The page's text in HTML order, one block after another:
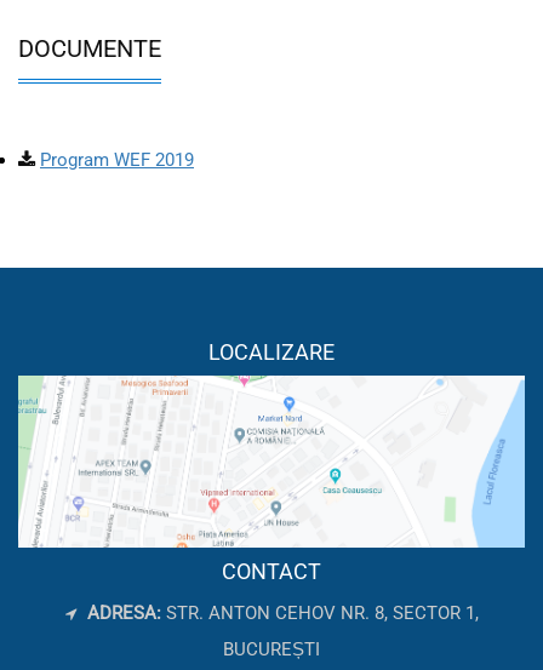
DOCUMENTE
Program WEF 2019
LOCALIZARE
CONTACT
ADRESA: STR. ANTON CEHOV NR. 8, SECTOR 1,
BUCUREȘTI